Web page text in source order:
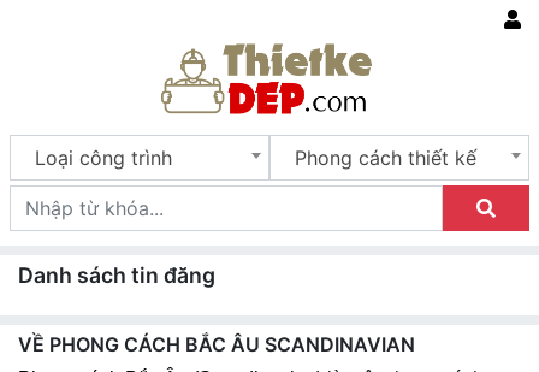
Loại công trình Phong cách thiết kế
Danh sách tin đăng
VỀ PHONG CÁCH BẮC ÂU SCANDINAVIAN